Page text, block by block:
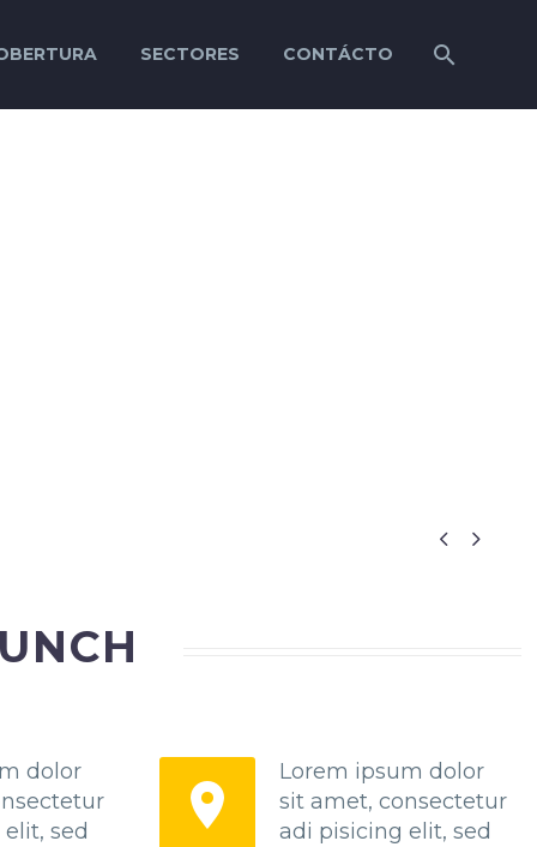
SECTORES CONTÁCTO
 
dolor
sed


Lorem ipsum dolor
sit amet, consectetur
adi pisicing elit, sed